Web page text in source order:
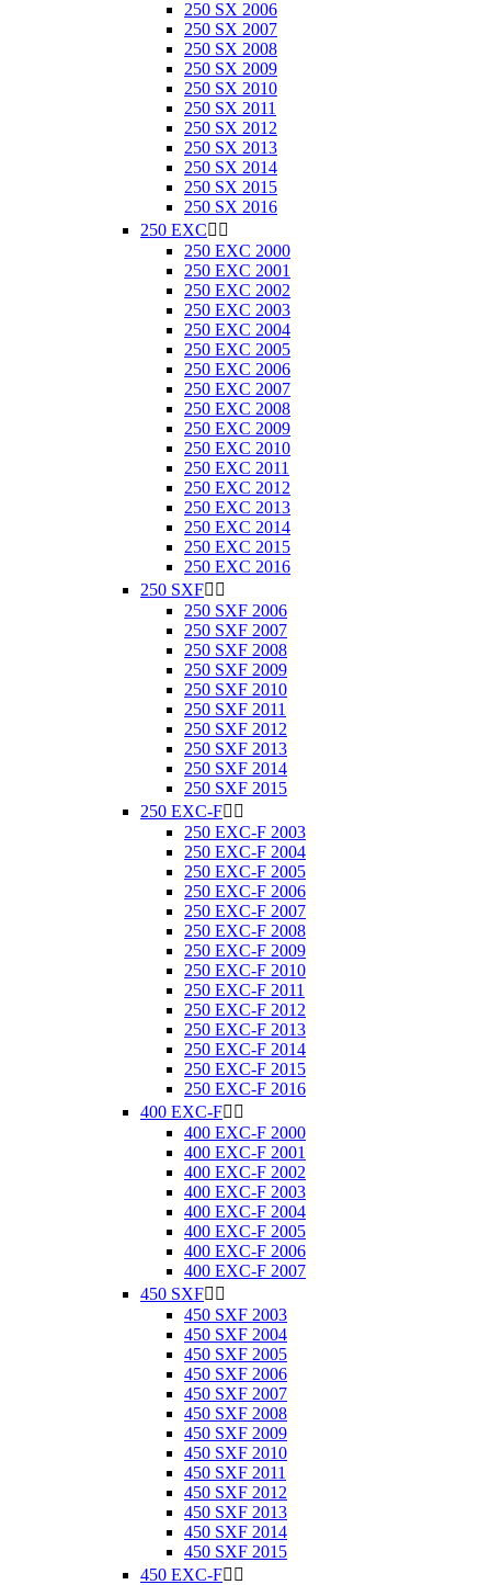
250 SX 2006
250 SX 2007
250 SX 2008
250 SX 2009
250 SX 2010
250 SX 2011
250 SX 2012
250 SX 2013
250 SX 2014
250 SX 2015
250 SX 2016
250 EXC 
250 EXC 2000
250 EXC 2001
250 EXC 2002
250 EXC 2003
250 EXC 2004
250 EXC 2005
250 EXC 2006
250 EXC 2007
250 EXC 2008
250 EXC 2009
250 EXC 2010
250 EXC 2011
250 EXC 2012
250 EXC 2013
250 EXC 2014
250 EXC 2015
250 EXC 2016
250 SXF 
250 SXF 2006
250 SXF 2007
250 SXF 2008
250 SXF 2009
250 SXF 2010
250 SXF 2011
250 SXF 2012
250 SXF 2013
250 SXF 2014
250 SXF 2015
250 EXC-F 
250 EXC-F 2003
250 EXC-F 2004
250 EXC-F 2005
250 EXC-F 2006
250 EXC-F 2007
250 EXC-F 2008
250 EXC-F 2009
250 EXC-F 2010
250 EXC-F 2011
250 EXC-F 2012
250 EXC-F 2013
250 EXC-F 2014
250 EXC-F 2015
250 EXC-F 2016
400 EXC-F 
400 EXC-F 2000
400 EXC-F 2001
400 EXC-F 2002
400 EXC-F 2003
400 EXC-F 2004
400 EXC-F 2005
400 EXC-F 2006
400 EXC-F 2007
450 SXF 
450 SXF 2003
450 SXF 2004
450 SXF 2005
450 SXF 2006
450 SXF 2007
450 SXF 2008
450 SXF 2009
450 SXF 2010
450 SXF 2011
450 SXF 2012
450 SXF 2013
450 SXF 2014
450 SXF 2015
450 EXC-F 